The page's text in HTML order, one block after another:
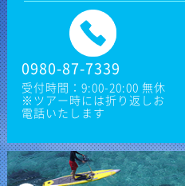
0980-87-7339
受付時間：9:00-20:00 無休
※ツアー時には折り返しお
電話いたします